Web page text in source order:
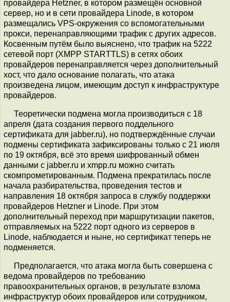
провайдера Hetzner, в котором размещён основной
сервер, но и в сети провайдера Linode, в котором
размещались VPS-окружения со вспомогательными
прокси, перенаправляющими трафик с других адресов.
Косвенным путём было выяснено, что трафик на 5222
сетевой порт (XMPP STARTTLS) в сетях обоих
провайдеров перенаправляется через дополнительный
хост, что дало основание полагать, что атака
произведена лицом, имеющим доступ к инфраструктуре
провайдеров.
Теоретически подмена могла производиться с 18
апреля (дата создания первого поддельного
сертификата для jabber.ru), но подтверждённые случаи
подмены сертификата зафиксированы только с 21 июля
по 19 октября, всё это время шифрованный обмен
данными с jabber.ru и xmpp.ru можно считать
скомпрометированным. Подмена прекратилась после
начала разбирательства, проведения тестов и
направления 18 октября запроса в службу поддержки
провайдеров Hetzner и Linode. При этом
дополнительный переход при маршрутизации пакетов,
отправляемых на 5222 порт одного из серверов в
Linode, наблюдается и ныне, но сертификат теперь не
подменяется.
Предполагается, что атака могла быть совершена с
ведома провайдеров по требованию
правоохранительных органов, в результате взлома
инфраструктур обоих провайдеров или сотрудником,